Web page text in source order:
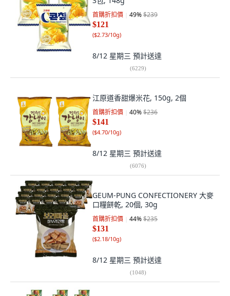
首購折扣價 49%$239
$121
($2.73/10g)
8/12 星期三 預計送達
(6229)
江原道香甜爆米花, 150g, 2個
首購折扣價 40%$236
$141
($4.70/10g)
8/12 星期三 預計送達
(6076)
GEUM-PUNG CONFECTIONERY 大麥
口糧餅乾, 20個, 30g
首購折扣價 44%$235
$131
($2.18/10g)
8/12 星期三 預計送達
(1048)